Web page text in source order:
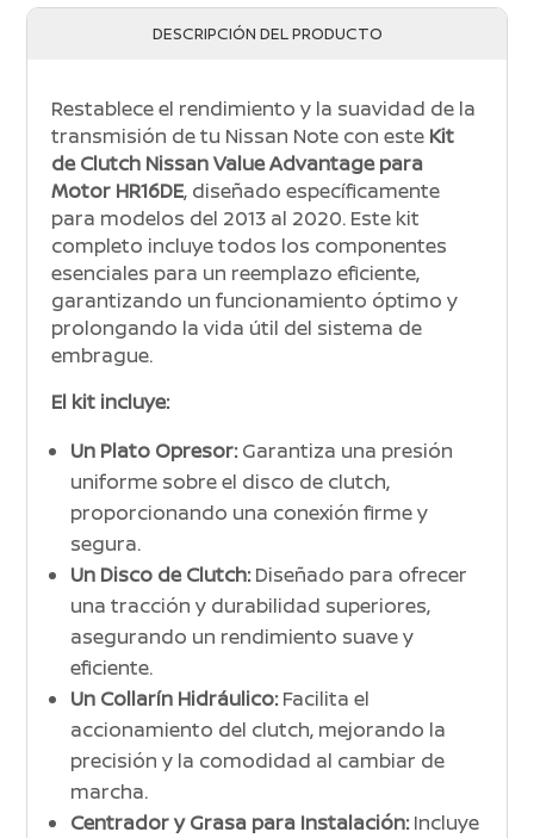
DESCRIPCIÓN DEL PRODUCTO
Restablece el rendimiento y la suavidad de la
transmisión de tu Nissan Note con este Kit
de Clutch Nissan Value Advantage para
Motor HR16DE, diseñado específicamente
para modelos del 2013 al 2020. Este kit
completo incluye todos los componentes
esenciales para un reemplazo eficiente,
garantizando un funcionamiento óptimo y
prolongando la vida útil del sistema de
embrague.
El kit incluye:
Un Plato Opresor:Garantiza una presión
uniforme sobre el disco de clutch,
proporcionando una conexión firme y
segura.
Un Disco de Clutch:Diseñado para ofrecer
una tracción y durabilidad superiores,
asegurando un rendimiento suave y
eficiente.
Un Collarín Hidráulico:Facilita el
accionamiento del clutch, mejorando la
precisión y la comodidad al cambiar de
marcha.
Centrador y Grasa para Instalación:Incluye